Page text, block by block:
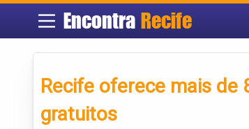
Encontra Recife
Recife oferece mais
gratuitos